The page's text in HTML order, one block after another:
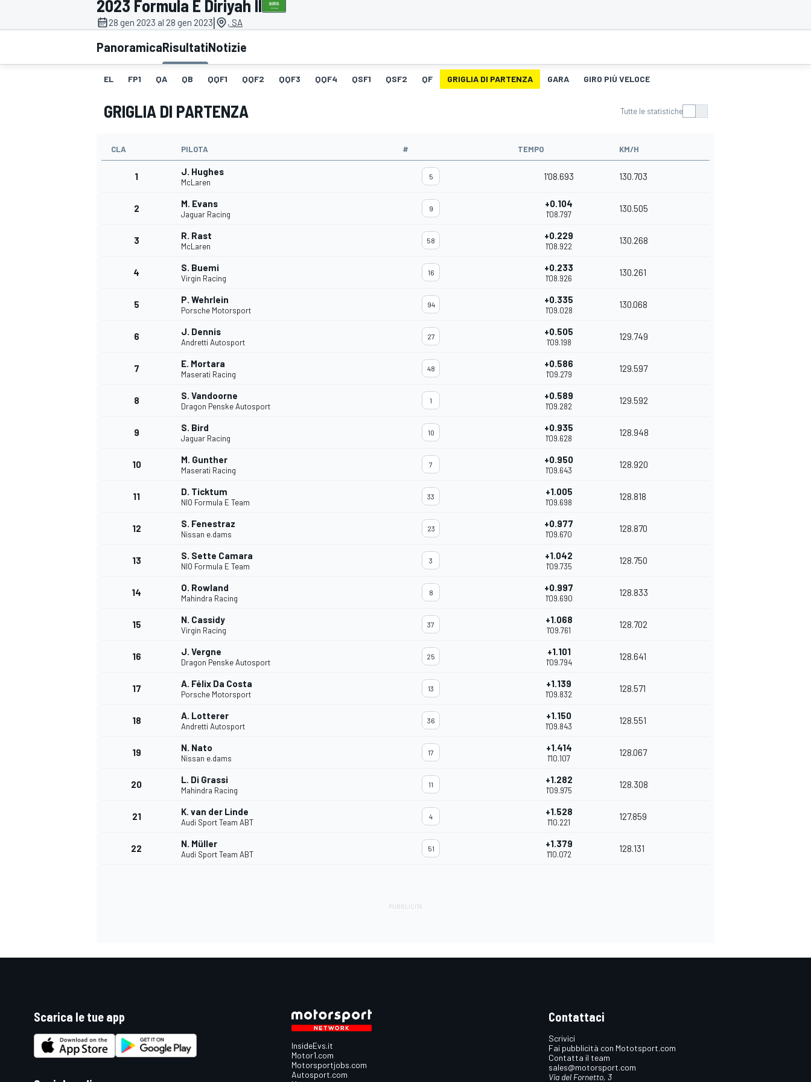
MOTOGP WEC
WRC
MONOPOSTO
2023 Formula E Diriyah II
28 gen 2023 al 28 gen 2023| , SA
PanoramicaRisultatiNotizie
EL FP1 QA QB QQF1 QQF2 QQF3 QQF4 QSF1 QSF2 QF GRIGLIA DI PARTENZA GARA GIRO PIÙ VELOCE
GRIGLIA DI PARTENZA Tutte le statistiche
CLA PILOTA # TEMPO KM/H
1 J. Hughes
McLaren
5 1'08.693 130.703
2 M. Evans
Jaguar Racing
9 +0.104
1'08.797
130.505
3 R. Rast
McLaren
58 +0.229
1'08.922
130.268
4 S. Buemi
Virgin Racing
16 +0.233
1'08.926
130.261
5 P. Wehrlein
Porsche Motorsport
94 +0.335
1'09.028
130.068
6 J. Dennis
Andretti Autosport
27 +0.505
1'09.198
129.749
7 E. Mortara
Maserati Racing
48 +0.586
1'09.279
129.597
8 S. Vandoorne
Dragon Penske Autosport
1 +0.589
1'09.282
129.592
9 S. Bird
Jaguar Racing
10 +0.935
1'09.628
128.948
10 M. Gunther
Maserati Racing
7 +0.950
1'09.643
128.920
11 D. Ticktum
NIO Formula E Team
33 +1.005
1'09.698
128.818
12 S. Fenestraz
Nissan e.dams
23 +0.977
1'09.670
128.870
13 S. Sette Camara
NIO Formula E Team
3 +1.042
1'09.735
128.750
14 O. Rowland
Mahindra Racing
8 +0.997
1'09.690
128.833
15 N. Cassidy
Virgin Racing
37 +1.068
1'09.761
128.702
16 J. Vergne
Dragon Penske Autosport
25 +1.101
1'09.794
128.641
17 A. Félix Da Costa
Porsche Motorsport
13 +1.139
1'09.832
128.571
18 A. Lotterer
Andretti Autosport
36 +1.150
1'09.843
128.551
19 N. Nato
Nissan e.dams
17 +1.414
1'10.107
128.067
20 L. Di Grassi
Mahindra Racing
11 +1.282
1'09.975
128.308
21 K. van der Linde
Audi Sport Team ABT
4 +1.528
1'10.221
127.859
22 N. Müller
Audi Sport Team ABT
51 +1.379
1'10.072
128.131
Scarica le tue app
InsideEvs.it
Motor1.com
Motorsportjobs.com
Autosport.com
Contattaci
Scrivici
Fai pubblicità con Mototsport.com
Contatta il team
sales@motorsport.com
Via del Fornetto, 3